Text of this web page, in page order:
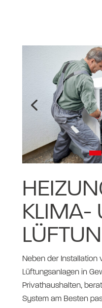
KLIMA-
Neben der Installation
Lüftungsanlagen in
Privathaushalten,
System am Besten